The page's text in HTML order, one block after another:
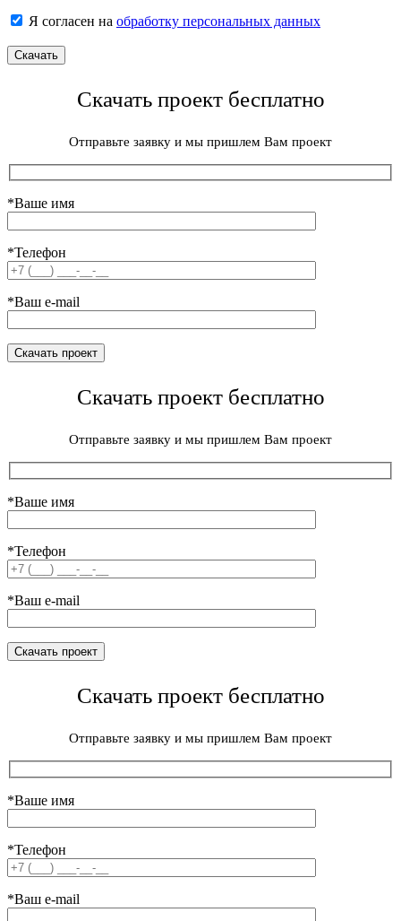
Я согласен на обработку персональных данных
Скачать проект бесплатно
Отправьте заявку и мы пришлем Вам проект
*Ваше имя
*Телефон
*Ваш e-mail
Скачать проект бесплатно
Отправьте заявку и мы пришлем Вам проект
*Ваше имя
*Телефон
*Ваш e-mail
Скачать проект бесплатно
Отправьте заявку и мы пришлем Вам проект
*Ваше имя
*Телефон
*Ваш e-mail